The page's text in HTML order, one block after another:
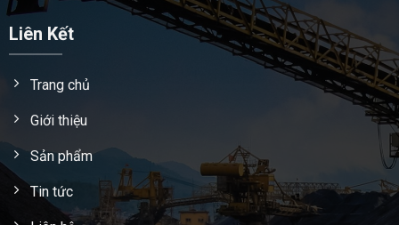
Liên Kết
Trang chủ
Giới thiệu
Sản phẩm
Tin tức